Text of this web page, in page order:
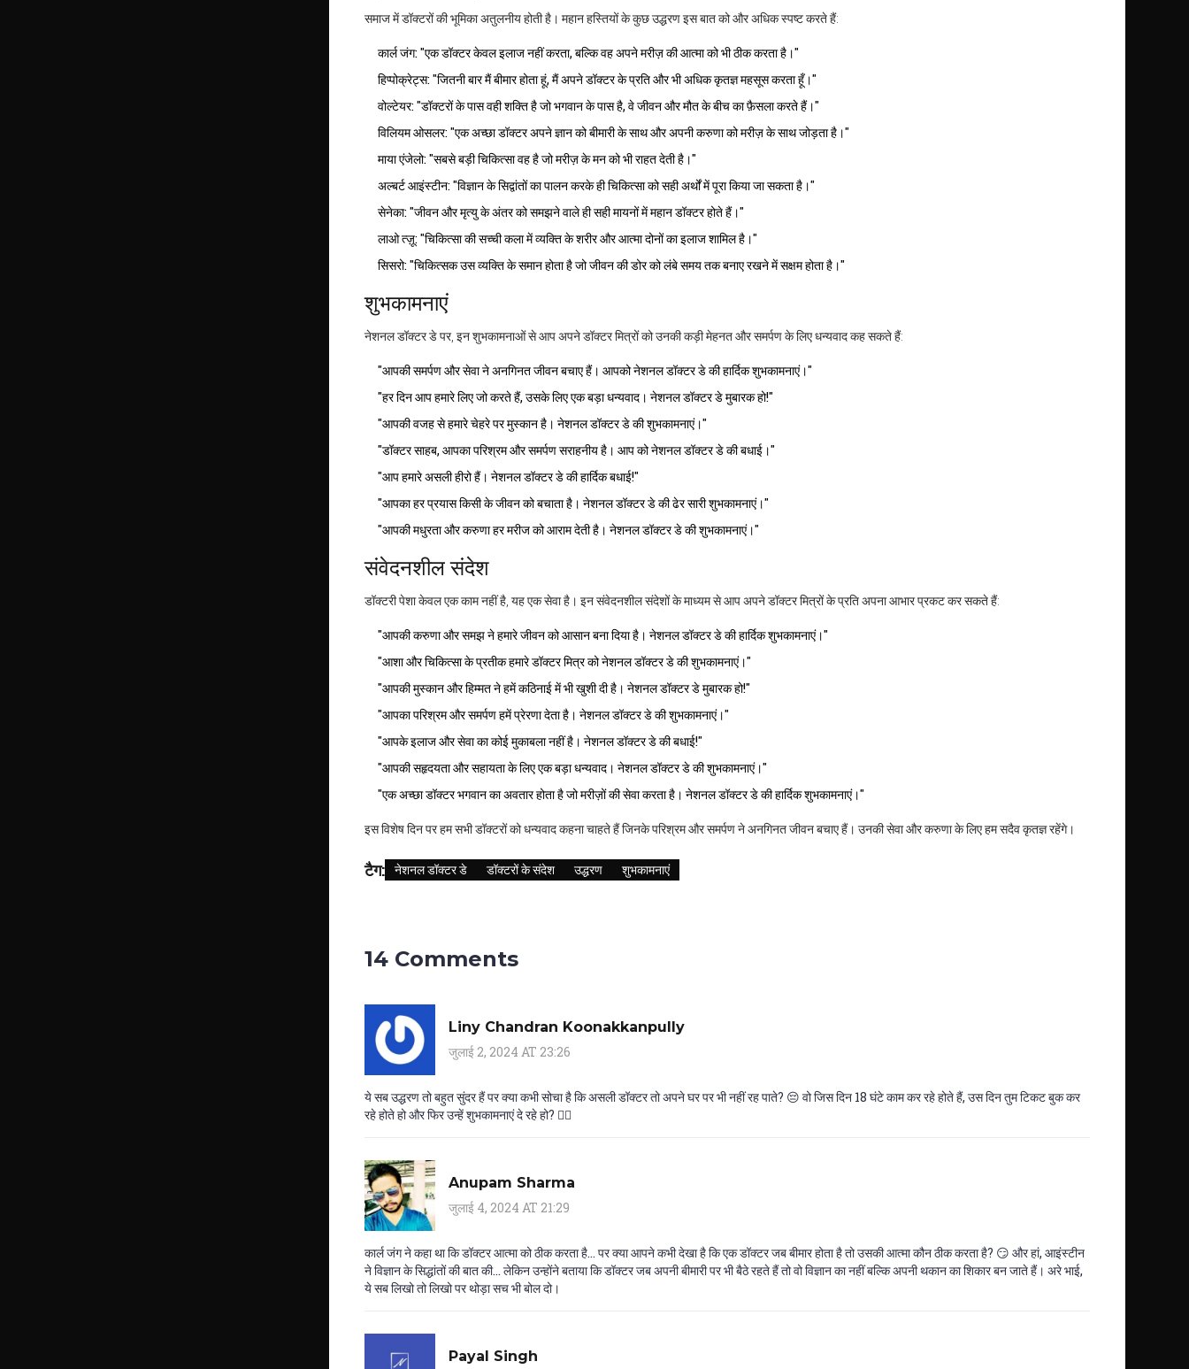
समाज में डॉक्टरों की भूमिका अतुलनीय होती है। महान हस्तियों के कुछ उद्धरण इस बात को और अधिक स्पष्ट करते हैं:
कार्ल जंग: "एक डॉक्टर केवल इलाज नहीं करता, बल्कि वह अपने मरीज़ की आत्मा को भी ठीक करता है।"
हिप्पोक्रेट्स: "जितनी बार मैं बीमार होता हूं, मैं अपने डॉक्टर के प्रति और भी अधिक कृतज्ञ महसूस करता हूँ।"
वोल्टेयर: "डॉक्टरों के पास वही शक्ति है जो भगवान के पास है, वे जीवन और मौत के बीच का फ़ैसला करते हैं।"
विलियम ओसलर: "एक अच्छा डॉक्टर अपने ज्ञान को बीमारी के साथ और अपनी करुणा को मरीज़ के साथ जोड़ता है।"
माया एंजेलो: "सबसे बड़ी चिकित्सा वह है जो मरीज़ के मन को भी राहत देती है।"
अल्बर्ट आइंस्टीन: "विज्ञान के सिद्वांतों का पालन करके ही चिकित्सा को सही अर्थों में पूरा किया जा सकता है।"
सेनेका: "जीवन और मृत्यु के अंतर को समझने वाले ही सही मायनों में महान डॉक्टर होते हैं।"
लाओ त्ज़ू: "चिकित्सा की सच्ची कला में व्यक्ति के शरीर और आत्मा दोनों का इलाज शामिल है।"
सिसरो: "चिकित्सक उस व्यक्ति के समान होता है जो जीवन की डोर को लंबे समय तक बनाए रखने में सक्षम होता है।"
शुभकामनाएं
नेशनल डॉक्टर डे पर, इन शुभकामनाओं से आप अपने डॉक्टर मित्रों को उनकी कड़ी मेहनत और समर्पण के लिए धन्यवाद कह सकते हैं:
"आपकी समर्पण और सेवा ने अनगिनत जीवन बचाए हैं। आपको नेशनल डॉक्टर डे की हार्दिक शुभकामनाएं।"
"हर दिन आप हमारे लिए जो करते हैं, उसके लिए एक बड़ा धन्यवाद। नेशनल डॉक्टर डे मुबारक हो!"
"आपकी वजह से हमारे चेहरे पर मुस्कान है। नेशनल डॉक्टर डे की शुभकामनाएं।"
"डॉक्टर साहब, आपका परिश्रम और समर्पण सराहनीय है। आप को नेशनल डॉक्टर डे की बधाई।"
"आप हमारे असली हीरो हैं। नेशनल डॉक्टर डे की हार्दिक बधाई!"
"आपका हर प्रयास किसी के जीवन को बचाता है। नेशनल डॉक्टर डे की ढेर सारी शुभकामनाएं।"
"आपकी मधुरता और करुणा हर मरीज को आराम देती है। नेशनल डॉक्टर डे की शुभकामनाएं।"
संवेदनशील संदेश
डॉक्टरी पेशा केवल एक काम नहीं है, यह एक सेवा है। इन संवेदनशील संदेशों के माध्यम से आप अपने डॉक्टर मित्रों के प्रति अपना आभार प्रकट कर सकते हैं:
"आपकी करुणा और समझ ने हमारे जीवन को आसान बना दिया है। नेशनल डॉक्टर डे की हार्दिक शुभकामनाएं।"
"आशा और चिकित्सा के प्रतीक हमारे डॉक्टर मित्र को नेशनल डॉक्टर डे की शुभकामनाएं।"
"आपकी मुस्कान और हिम्मत ने हमें कठिनाई में भी खुशी दी है। नेशनल डॉक्टर डे मुबारक हो!"
"आपका परिश्रम और समर्पण हमें प्रेरणा देता है। नेशनल डॉक्टर डे की शुभकामनाएं।"
"आपके इलाज और सेवा का कोई मुकाबला नहीं है। नेशनल डॉक्टर डे की बधाई!"
"आपकी सहृदयता और सहायता के लिए एक बड़ा धन्यवाद। नेशनल डॉक्टर डे की शुभकामनाएं।"
"एक अच्छा डॉक्टर भगवान का अवतार होता है जो मरीज़ों की सेवा करता है। नेशनल डॉक्टर डे की हार्दिक शुभकामनाएं।"
इस विशेष दिन पर हम सभी डॉक्टरों को धन्यवाद कहना चाहते हैं जिनके परिश्रम और समर्पण ने अनगिनत जीवन बचाए हैं। उनकी सेवा और करुणा के लिए हम सदैव कृतज्ञ रहेंगे।
टैग: नेशनल डॉक्टर डे डॉक्टरों के संदेश उद्धरण शुभकामनाएं
14 Comments
Liny Chandran Koonakkanpully
जुलाई 2, 2024 AT 23:26
ये सब उद्धरण तो बहुत सुंदर हैं पर क्या कभी सोचा है कि असली डॉक्टर तो अपने घर पर भी नहीं रह पाते? 😔 वो जिस दिन 18 घंटे काम कर रहे होते हैं, उस दिन तुम टिकट बुक कर
रहे होते हो और फिर उन्हें शुभकामनाएं दे रहे हो? 🤦‍♂️
Anupam Sharma
जुलाई 4, 2024 AT 21:29
कार्ल जंग ने कहा था कि डॉक्टर आत्मा को ठीक करता है... पर क्या आपने कभी देखा है कि एक डॉक्टर जब बीमार होता है तो उसकी आत्मा कौन ठीक करता है? 😏 और हां, आइंस्टीन
ने विज्ञान के सिद्धांतों की बात की... लेकिन उन्होंने बताया कि डॉक्टर जब अपनी बीमारी पर भी बैठे रहते हैं तो वो विज्ञान का नहीं बल्कि अपनी थकान का शिकार बन जाते हैं। अरे भाई,
ये सब लिखो तो लिखो पर थोड़ा सच भी बोल दो।
Payal Singh